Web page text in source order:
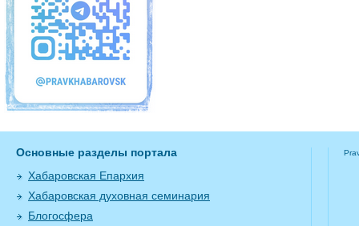
Основные разделы портала
Хабаровская Епархия
Хабаровская духовная семинария
Блогосфера